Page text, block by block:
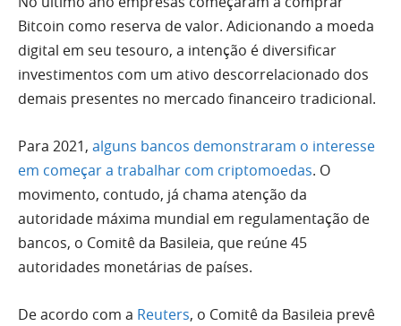
Bitcoin como reserva de valor. Adicionando a moeda
digital em seu tesouro, a intenção é diversificar
investimentos com um ativo descorrelacionado dos
demais presentes no mercado financeiro tradicional.
Para 2021, alguns bancos demonstraram o interesse
em começar a trabalhar com criptomoedas. O
movimento, contudo, já chama atenção da
autoridade máxima mundial em regulamentação de
bancos, o Comitê da Basileia, que reúne 45
autoridades monetárias de países.
De acordo com a Reuters, o Comitê da Basileia prevê